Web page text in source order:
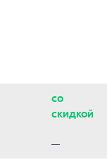
СО
СКИДКОЙ
—